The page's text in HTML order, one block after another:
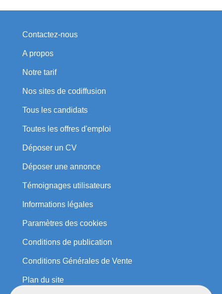
Contactez-nous
A propos
Notre tarif
Nos sites de codiffusion
Tous les candidats
Toutes les offres d'emploi
Déposer un CV
Déposer une annonce
Témoignages utilisateurs
Informations légales
Paramètres des cookies
Conditions de publication
Conditions Générales de Vente
Plan du site